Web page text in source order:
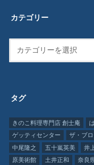
カテゴリー
タグ
きのこ料理専門店 創士庵
ゲッティセンター
ザ・ブ
中尾隆之
五十嵐英美 井
原美術館
土井正和 奈良